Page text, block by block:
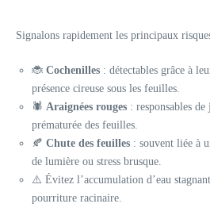
Signalons rapidement les principaux
🐞 Cochenilles : détectables grâce à
présence cireuse sous les feuilles.
🕷️ Araignées rouges : responsables
prématurée des feuilles.
🍂 Chute des feuilles : souvent liée à
de lumière ou stress brusque.
⚠️ Évitez l’accumulation d’eau
pourriture racinaire.